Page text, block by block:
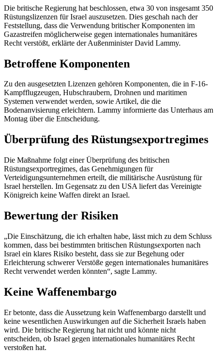
Die britische Regierung hat beschlossen, etwa 30 von insgesamt 350
Rüstungslizenzen für Israel auszusetzen. Dies geschah nach der
Feststellung, dass die Verwendung britischer Komponenten im
Gazastreifen möglicherweise gegen internationales humanitäres
Recht verstößt, erklärte der Außenminister David Lammy.
Betroffene Komponenten
Zu den ausgesetzten Lizenzen gehören Komponenten, die in F-16-
Kampfflugzeugen, Hubschraubern, Drohnen und maritimen
Systemen verwendet werden, sowie Artikel, die die
Bodenanvisierung erleichtern. Lammy informierte das Unterhaus am
Montag über die Entscheidung.
Überprüfung des Rüstungsexportregimes
Die Maßnahme folgt einer Überprüfung des britischen
Rüstungsexportregimes, das Genehmigungen für
Verteidigungsunternehmen erteilt, die militärische Ausrüstung für
Israel herstellen. Im Gegensatz zu den USA liefert das Vereinigte
Königreich keine Waffen direkt an Israel.
Bewertung der Risiken
„Die Einschätzung, die ich erhalten habe, lässt mich zu dem Schluss
kommen, dass bei bestimmten britischen Rüstungsexporten nach
Israel ein klares Risiko besteht, dass sie zur Begehung oder
Erleichterung schwerer Verstöße gegen internationales humanitäres
Recht verwendet werden könnten“, sagte Lammy.
Keine Waffenembargo
Er betonte, dass die Aussetzung kein Waffenembargo darstellt und
keine wesentlichen Auswirkungen auf die Sicherheit Israels haben
wird. Die britische Regierung hat nicht und könnte nicht
entscheiden, ob Israel gegen internationales humanitäres Recht
verstoßen hat.